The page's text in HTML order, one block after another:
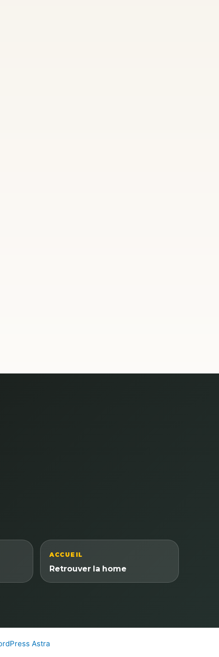
ACCUEIL
Retrouver la home
Astra